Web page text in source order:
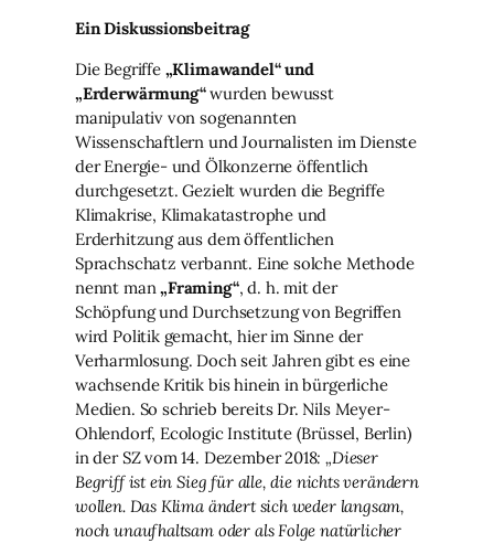
Ein Diskussionsbeitrag
Die Begriffe „Klimawandel“ und
„Erderwärmung“wurden bewusst
manipulativ von sogenannten
Wissenschaftlern und Journalisten im Dienste
der Energie- und Ölkonzerne öffentlich
durchgesetzt. Gezielt wurden die Begriffe
Klimakrise, Klimakatastrophe und
Erderhitzung aus dem öffentlichen
Sprachschatz verbannt. Eine solche Methode
nennt man„Framing“, d. h. mit der
Schöpfung und Durchsetzung von Begriffen
wird Politik gemacht, hier im Sinne der
Verharmlosung. Doch seit Jahren gibt es eine
wachsende Kritik bis hinein in bürgerliche
Medien. So schrieb bereits Dr. Nils Meyer-
Ohlendorf, Ecologic Institute (Brüssel, Berlin)
in der SZ vom 14. Dezember 2018: „Dieser
Begriff ist ein Sieg für alle, die nichts verändern
wollen. Das Klima ändert sich weder langsam,
noch unaufhaltsam oder als Folge natürlicher